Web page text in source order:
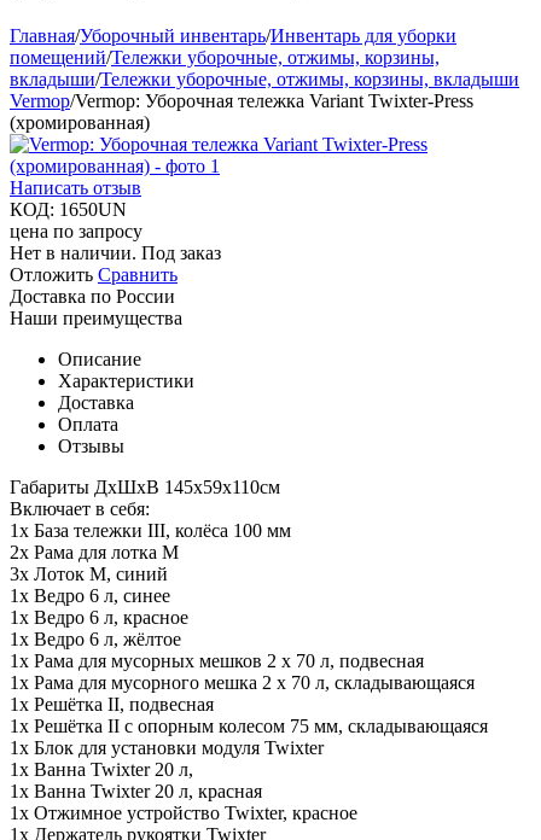
Главная/Уборочный инвентарь/Инвентарь для уборки
помещений/Тележки уборочные, отжимы, корзины,
вкладыши/Тележки уборочные, отжимы, корзины, вкладыши
Vermop/Vermop: Уборочная тележка Variant Twixter-Press
(хромированная)
Написать отзыв
КОД: 1650UN
цена по запросу
Нет в наличии. Под заказ
Отложить Сравнить
Доставка по России
Наши преимущества
Описание
Характеристики
Доставка
Оплата
Отзывы
Габариты ДхШхВ 145х59х110см
Включает в себя:
1x База тележки III, колёса 100 мм
2x Рама для лотка M
3x Лоток M, синий
1x Ведро 6 л, синее
1x Ведро 6 л, красное
1x Ведро 6 л, жёлтое
1x Pама для мусорных мешков 2 х 70 л, подвесная
1x Pама для мусорного мешка 2 x 70 л, складывающаяся
1x Pешётка II, подвесная
1x Pешётка II с опорным колесом 75 мм, складывающаяся
1x Блок для установки модуля Twixter
1x Ванна Twixter 20 л,
1x Ванна Twixter 20 л, красная
1x Отжимное устройство Twixter, красное
1x Держатель рукоятки Twixter